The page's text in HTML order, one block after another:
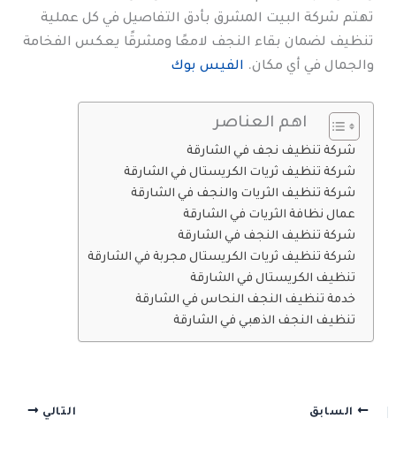
تهتم شركة البيت المشرق بأدق التفاصيل في كل عملية
تنظيف لضمان بقاء النجف لامعًا ومشرقًا يعكس الفخامة
والجمال في أي مكان. الفيس بوك
اهم العناصر
شركة تنظيف نجف في الشارقة
شركة تنظيف ثريات الكريستال في الشارقة
شركة تنظيف الثريات والنجف في الشارقة
عمال نظافة الثريات في الشارقة
شركة تنظيف النجف في الشارقة
شركة تنظيف ثريات الكريستال مجربة في الشارقة
تنظيف الكريستال في الشارقة
خدمة تنظيف النجف النحاس في الشارقة
تنظيف النجف الذهبي في الشارقة
السابق التالي